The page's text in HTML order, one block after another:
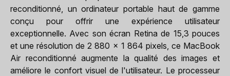
reconditionné, un ordinateur portable haut de gamme
conçu pour offrir une expérience utilisateur
exceptionnelle. Avec son écran Retina de 15,3 pouces
et une résolution de 2 880 x 1 864 pixels, ce MacBook
Air reconditionné augmente la qualité des images et
améliore le confort visuel de l'utilisateur. Le processeur